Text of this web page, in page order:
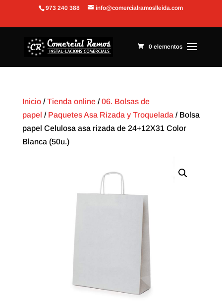
Abrir barra de herramientas
973 240 388 info@comercialramoslleida.com
0 elementos
Inicio/Tienda online/06. Bolsas de
papel / Paquetes Asa Rizada y Troquelada / Bolsa
papel Celulosa asa rizada de 24+12X31 Color
Blanca (50u.)